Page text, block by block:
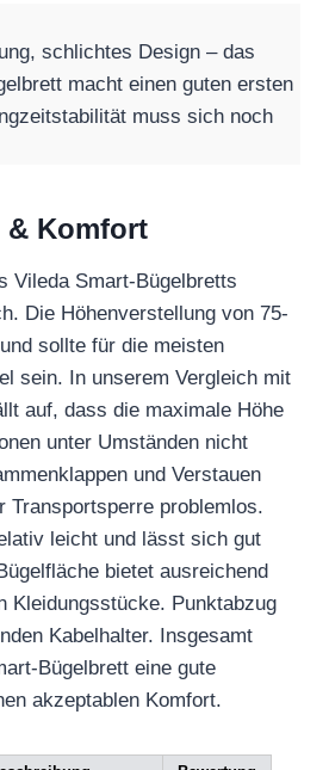
schlichtes Design – das
macht einen guten ersten
muss sich noch
& Komfort
Vileda Smart-Bügelbretts
Die Höhenverstellung von 75-
sollte für die meisten
sein. In unserem Vergleich mit
auf, dass die maximale Höhe
unter Umständen nicht
und Verstauen
Transportsperre problemlos.
leicht und lässt sich gut
bietet ausreichend
Kleidungsstücke. Punktabzug
Kabelhalter. Insgesamt
Bügelbrett eine gute
akzeptablen Komfort.